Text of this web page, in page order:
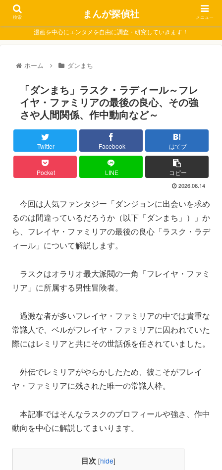
漫画を中心にエンタメを自由に調査・研究していきます！
ホーム ダンまち
「ダンまち」ラスク・ラディール～フレ
イヤ・ファミリアの最後の良心、その強
さや人間関係、作中動向など～
Twitter Facebook はてブ
Pocket LINE コピー
2026.06.14
今回は人気ファンタジー「ダンジョンに出会いを求め
るのは間違っているだろうか（以下「ダンまち」）」か
ら、フレイヤ・ファミリアの最後の良心「ラスク・ラデ
ィール」について解説します。
ラスクはオラリオ最大派閥の一角「フレイヤ・ファミ
リア」に所属する男性冒険者。
過激な者が多いフレイヤ・ファミリアの中では貴重な
常識人で、ベルがフレイヤ・ファミリアに囚われていた
際にはレミリアと共にその世話係を任されていました。
外伝でレミリアがやらかしたため、彼こそがフレイ
ヤ・ファミリアに残された唯一の常識人枠。
本記事ではそんなラスクのプロフィールや強さ、作中
動向を中心に解説してまいります。
目次 [hide]
検索 まんが探偵社 メニュー